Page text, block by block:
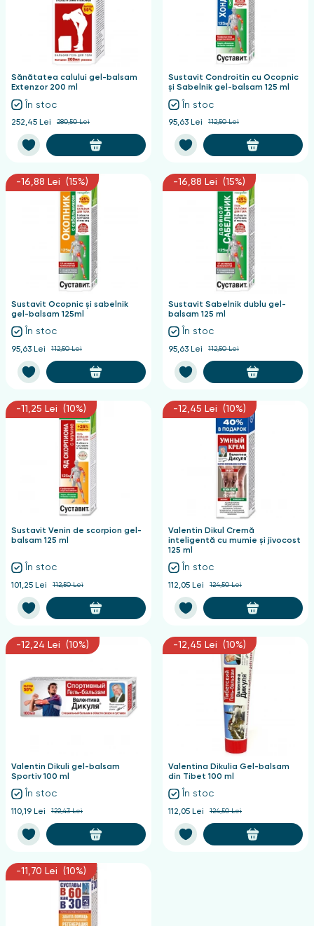
Sănătatea calului gel-balsam
Extenzor 200 ml
În stoc
252,45 Lei 280,50 Lei
Sustavit Condroitin cu Ocopnic
și Sabelnik gel-balsam 125 ml
În stoc
95,63 Lei 112,50 Lei
-16,88 Lei (15%)
Sustavit Ocopnic și sabelnik
gel-balsam 125ml
În stoc
95,63 Lei 112,50 Lei
-16,88 Lei (15%)
Sustavit Sabelnik dublu gel-
balsam 125 ml
În stoc
95,63 Lei 112,50 Lei
-11,25 Lei (10%)
Sustavit Venin de scorpion gel-
balsam 125 ml
În stoc
101,25 Lei 112,50 Lei
-12,45 Lei (10%)
Valentin Dikul Cremă
inteligentă cu mumie și jivocost
125 ml
În stoc
112,05 Lei 124,50 Lei
-12,24 Lei (10%)
Valentin Dikuli gel-balsam
Sportiv 100 ml
În stoc
110,19 Lei 122,43 Lei
-12,45 Lei (10%)
Valentina Dikulia Gel-balsam
din Tibet 100 ml
În stoc
112,05 Lei 124,50 Lei
-11,70 Lei (10%)